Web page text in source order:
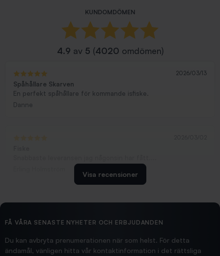
KUNDOMDÖMEN
4.9 av 5 (4020 omdömen)
2026/03/13
Spåhållare Skarven
En perfekt spåhållare för kommande isfiske.
Danne
2026/02/19
Hittade exakt vad jag behövde. Snabb och bra...
Visa recensioner
FÅ VÅRA SENASTE NYHETER OCH ERBJUDANDEN
Du kan avbryta prenumerationen när som helst. För detta
ändamål, vänligen hitta vår kontaktinformation i det rättsliga